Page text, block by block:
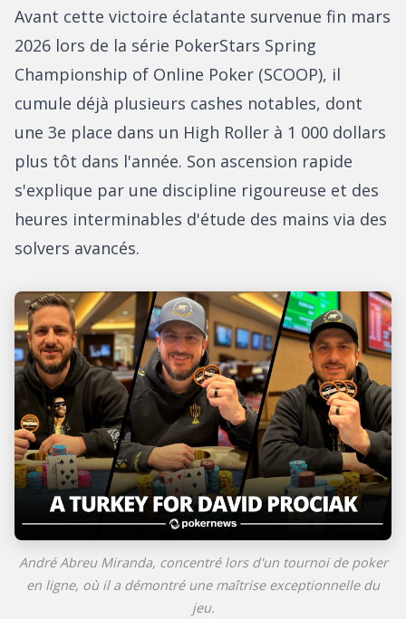
Avant cette victoire éclatante survenue fin mars
2026 lors de la série PokerStars Spring
Championship of Online Poker (SCOOP), il
cumule déjà plusieurs cashes notables, dont
une 3e place dans un High Roller à 1 000 dollars
plus tôt dans l'année. Son ascension rapide
s'explique par une discipline rigoureuse et des
heures interminables d'étude des mains via des
solvers avancés.
André Abreu Miranda, concentré lors d'un tournoi de poker
en ligne, où il a démontré une maîtrise exceptionnelle du
jeu.